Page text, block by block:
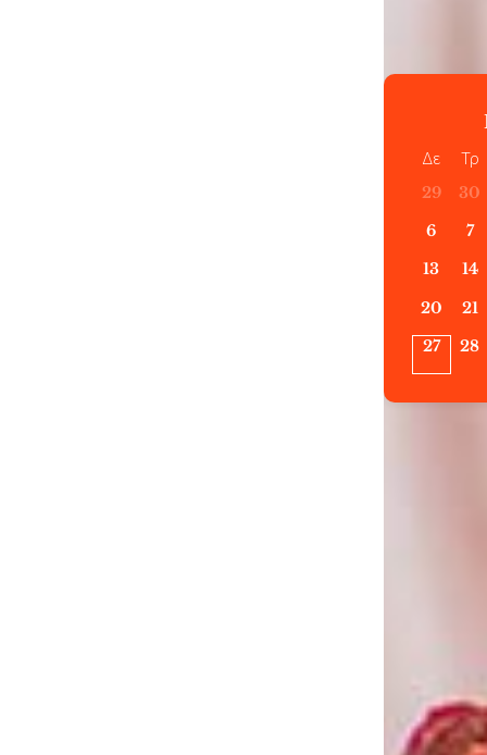
Δε Τρ
29
30
6
7
13
14
20
21
27
28